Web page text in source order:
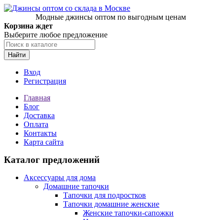
Модные джинсы оптом по выгодным ценам
Корзина ждет
Выберите любое предложение
Найти
Вход
Регистрация
Главная
Блог
Доставка
Оплата
Контакты
Карта сайта
Каталог предложений
Аксессуары для дома
Домашние тапочки
Тапочки для подростков
Тапочки домашние женские
Женские тапочки-сапожки